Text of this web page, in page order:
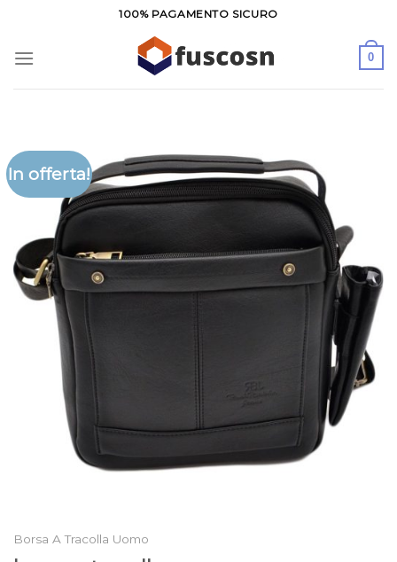
contenuti
100% PAGAMENTO SICURO
0
In offerta!
Borsa A Tracolla Uomo